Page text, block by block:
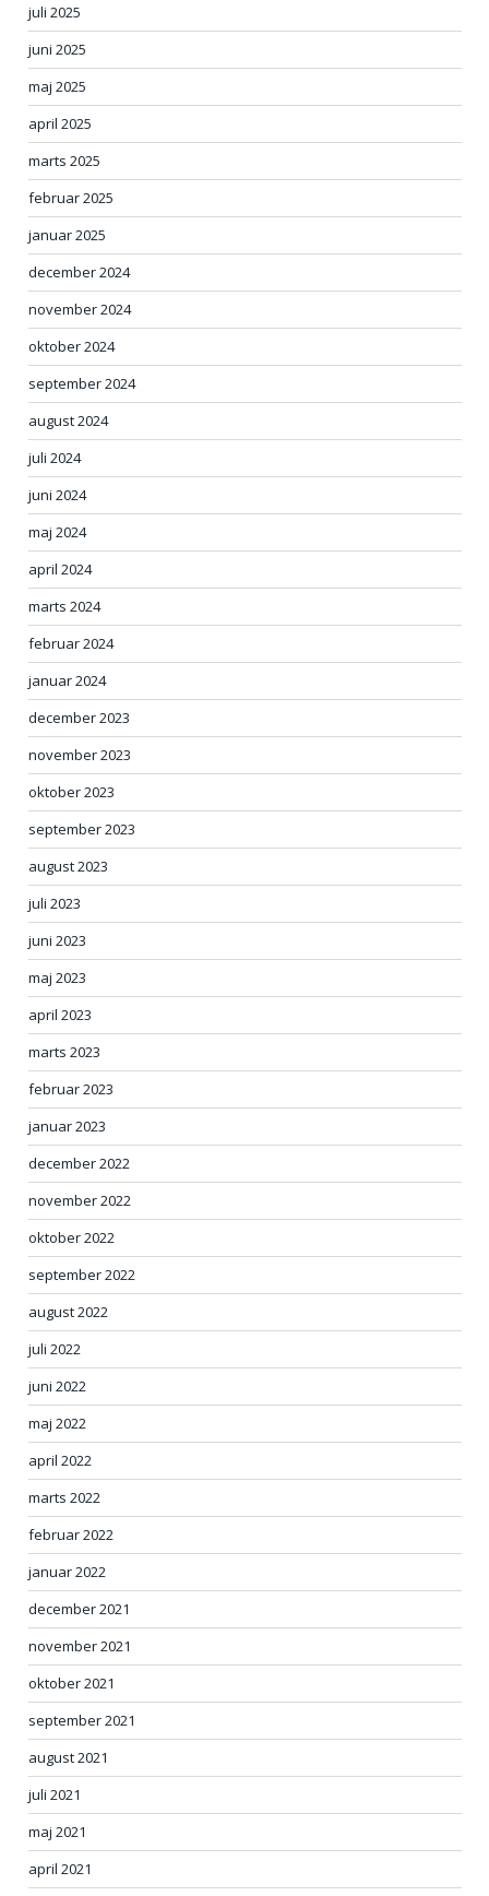
juli 2025
juni 2025
maj 2025
april 2025
marts 2025
februar 2025
januar 2025
december 2024
november 2024
oktober 2024
september 2024
august 2024
juli 2024
juni 2024
maj 2024
april 2024
marts 2024
februar 2024
januar 2024
december 2023
november 2023
oktober 2023
september 2023
august 2023
juli 2023
juni 2023
maj 2023
april 2023
marts 2023
februar 2023
januar 2023
december 2022
november 2022
oktober 2022
september 2022
august 2022
juli 2022
juni 2022
maj 2022
april 2022
marts 2022
februar 2022
januar 2022
december 2021
november 2021
oktober 2021
september 2021
august 2021
juli 2021
maj 2021
april 2021